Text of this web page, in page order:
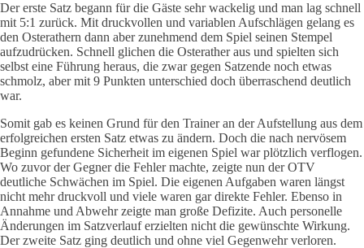
Der erste Satz begann für die Gäste sehr wackelig und man lag schnell
mit 5:1 zurück. Mit druckvollen und variablen Aufschlägen gelang es
den Osterathern dann aber zunehmend dem Spiel seinen Stempel
aufzudrücken. Schnell glichen die Osterather aus und spielten sich
selbst eine Führung heraus, die zwar gegen Satzende noch etwas
schmolz, aber mit 9 Punkten unterschied doch überraschend deutlich
war.
Somit gab es keinen Grund für den Trainer an der Aufstellung aus dem
erfolgreichen ersten Satz etwas zu ändern. Doch die nach nervösem
Beginn gefundene Sicherheit im eigenen Spiel war plötzlich verflogen.
Wo zuvor der Gegner die Fehler machte, zeigte nun der OTV
deutliche Schwächen im Spiel. Die eigenen Aufgaben waren längst
nicht mehr druckvoll und viele waren gar direkte Fehler. Ebenso in
Annahme und Abwehr zeigte man große Defizite. Auch personelle
Änderungen im Satzverlauf erzielten nicht die gewünschte Wirkung.
Der zweite Satz ging deutlich und ohne viel Gegenwehr verloren.